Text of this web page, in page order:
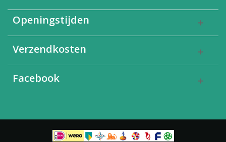
Openingstijden
Verzendkosten
Facebook